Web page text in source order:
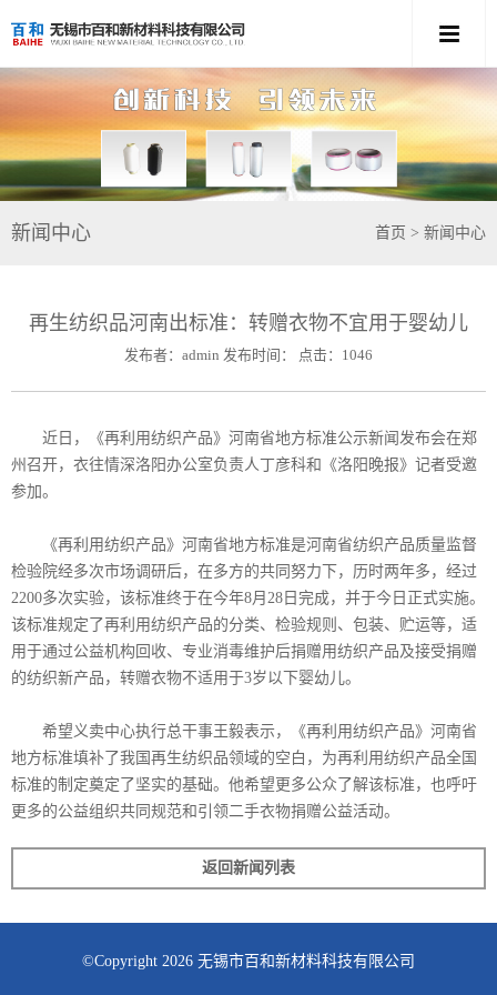
新闻中心 首页 > 新闻中心
再生纺织品河南出标准：转赠衣物不宜用于婴幼儿
发布者：admin 发布时间： 点击：1046
近日，《再利用纺织产品》河南省地方标准公示新闻发布会在郑
州召开，衣往情深洛阳办公室负责人丁彦科和《洛阳晚报》记者受邀
参加。
《再利用纺织产品》河南省地方标准是河南省纺织产品质量监督
检验院经多次市场调研后，在多方的共同努力下，历时两年多，经过
2200多次实验，该标准终于在今年8月28日完成，并于今日正式实施。
该标准规定了再利用纺织产品的分类、检验规则、包装、贮运等，适
用于通过公益机构回收、专业消毒维护后捐赠用纺织产品及接受捐赠
的纺织新产品，转赠衣物不适用于3岁以下婴幼儿。
希望义卖中心执行总干事王毅表示，《再利用纺织产品》河南省
地方标准填补了我国再生纺织品领域的空白，为再利用纺织产品全国
标准的制定奠定了坚实的基础。他希望更多公众了解该标准，也呼吁
更多的公益组织共同规范和引领二手衣物捐赠公益活动。
返回新闻列表
©Copyright 2026 无锡市百和新材料科技有限公司